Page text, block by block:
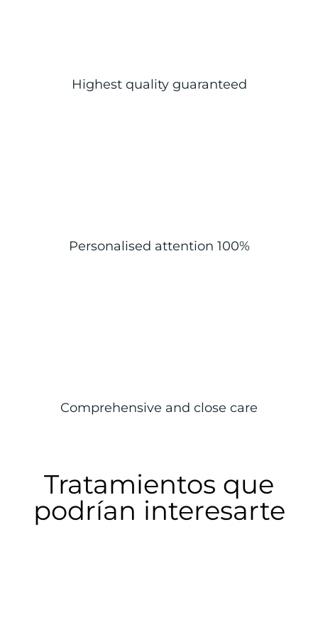
Highest quality guaranteed
Personalised attention 100%
Comprehensive and close care
Tratamientos que
podrían interesarte